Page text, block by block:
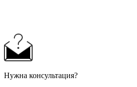
Нужна консультация?